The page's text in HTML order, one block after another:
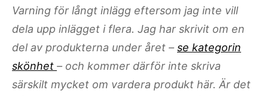
Varning för långt inlägg eftersom jag inte vill
dela upp inlägget i flera. Jag har skrivit om en
del av produkterna under året – se kategorin
skönhet – och kommer därför inte skriva
särskilt mycket om vardera produkt här. Är det